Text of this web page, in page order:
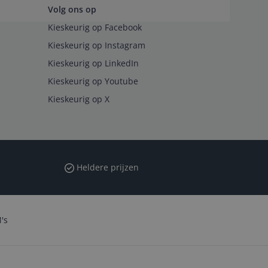
Volg ons op
Kieskeurig op Facebook
Kieskeurig op Instagram
Kieskeurig op LinkedIn
Kieskeurig op Youtube
Kieskeurig op X
Heldere prijzen